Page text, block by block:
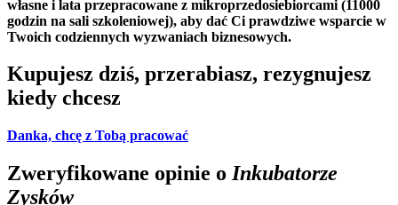
własne i lata przepracowane z mikroprzedosiebiorcami (11000
godzin na sali szkoleniowej), aby dać Ci prawdziwe wsparcie w
Twoich codziennych wyzwaniach biznesowych.
Kupujesz dziś, przerabiasz, rezygnujesz
kiedy chcesz
Danka, chcę z Tobą pracować
Zweryfikowane opinie oInkubatorze
Zysków